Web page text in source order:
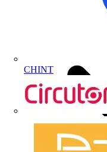
CHINT